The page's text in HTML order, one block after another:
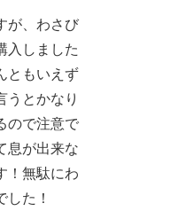
が、わさび
入しました
ともいえず
うとかなり
ので注意で
息が出来な
！無駄にわ
た！